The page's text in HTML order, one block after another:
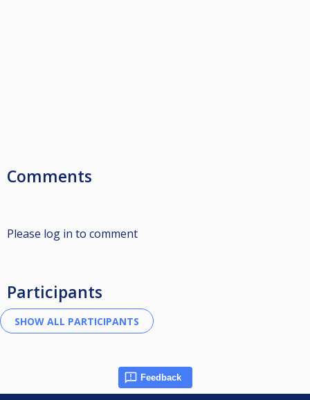
Comments
Please log in to comment
Participants
Feedback